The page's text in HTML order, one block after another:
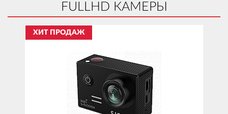
FULLHD КАМЕРЫ
ХИТ ПРОДАЖ